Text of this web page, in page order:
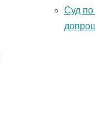
Суд по